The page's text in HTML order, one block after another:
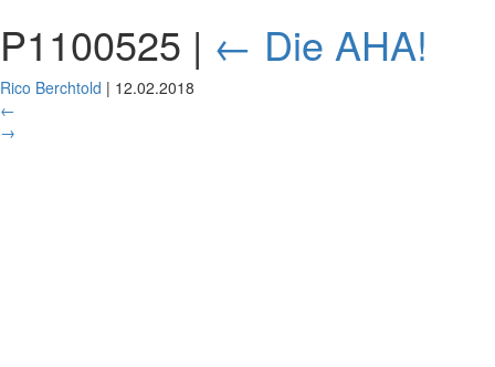
P1100525 | ← Die AHA!
Rico Berchtold | 12.02.2018
←
→